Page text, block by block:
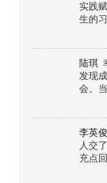
实践
生的
陆琪
发现
会。
李英
人交
充点